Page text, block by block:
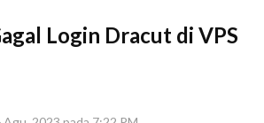
Login Dracut di VPS